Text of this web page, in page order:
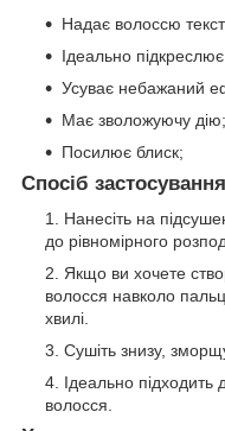
Надає волоссю
Ідеально
Усуває небажаний
Має зволожуючу дію;
Посилює блиск;
Спосіб
Нанесіть на
до рівномірного
Якщо ви хочете
волосся навколо
хвилі.
Сушіть знизу,
Ідеально підходить
волосся.